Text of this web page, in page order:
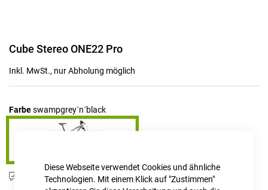
Diese Webseite verwendet Cookies und ähnliche
Technologien. Mit einem Klick auf "Zustimmen"
Zum
der
Cube Stereo ONE22 Pro
Inkl. MwSt., nur Abholung möglich
Farbeswampgrey´n´black
Produktanfrage stellen